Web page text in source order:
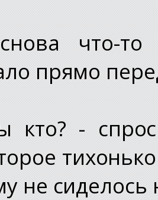
что-то
прямо
-
не сиделось